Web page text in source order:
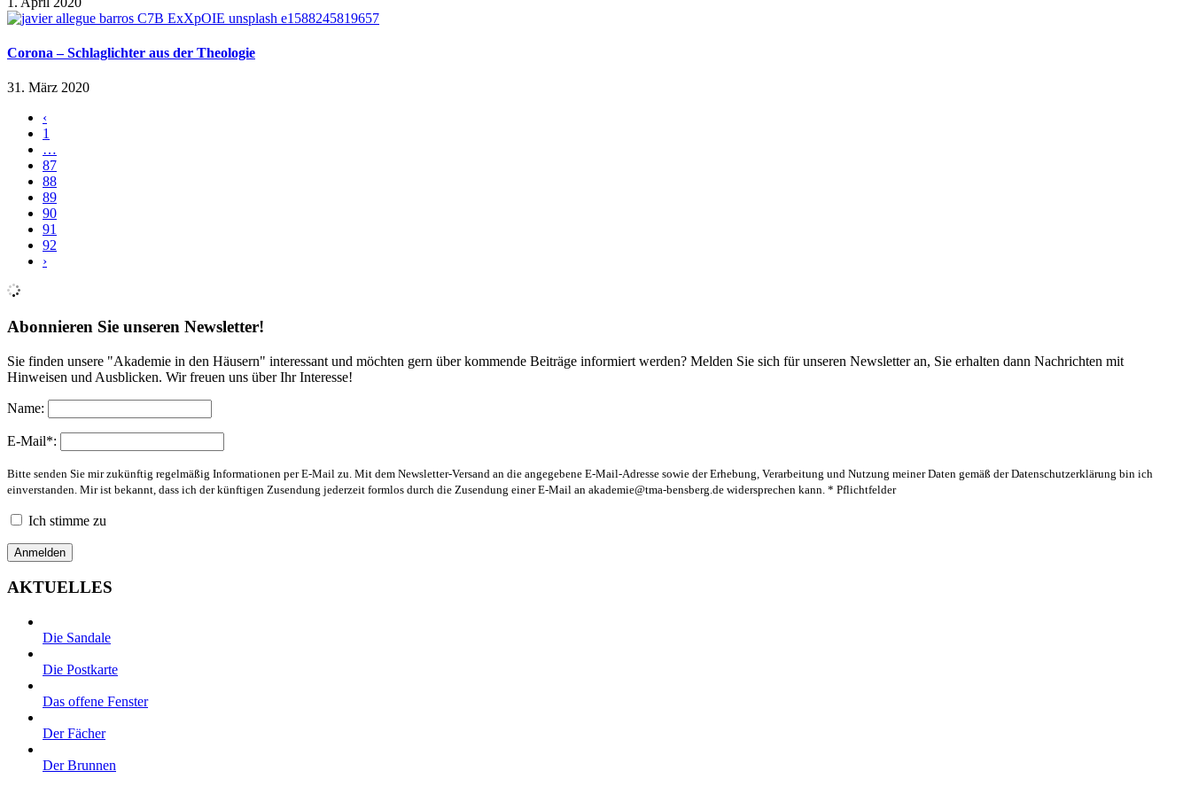
Corona – Schlaglichter aus der Theologie
31. März 2020
‹
1
…
87
88
89
90
91
92
›
Abonnieren Sie unseren Newsletter!
Sie finden unsere "Akademie in den Häusern" interessant und möchten gern über kommende Beiträge informiert werden? Melden Sie sich für unseren Newsletter an, Sie erhalten dann Nachrichten mit
Hinweisen und Ausblicken. Wir freuen uns über Ihr Interesse!
Name:
E-Mail*:
Bitte senden Sie mir zukünftig regelmäßig Informationen per E-Mail zu. Mit dem Newsletter-Versand an die angegebene E-Mail-Adresse sowie der Erhebung, Verarbeitung und Nutzung meiner Daten gemäß der Datenschutzerklärung bin ich
einverstanden. Mir ist bekannt, dass ich der künftigen Zusendung jederzeit formlos durch die Zusendung einer E-Mail an akademie@tma-bensberg.de widersprechen kann. * Pflichtfelder
Ich stimme zu
AKTUELLES
Die Sandale
Die Postkarte
Das offene Fenster
Der Fächer
Der Brunnen